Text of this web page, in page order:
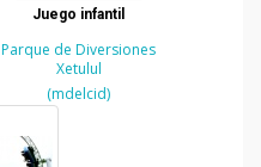
Juego infantil
Parque de Diversiones
Xetulul
(mdelcid)